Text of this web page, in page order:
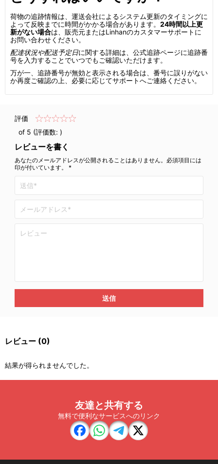
荷物の追跡情報は、運送会社によるシステム更新のタイミングに
よって反映までに時間がかかる場合があります。 24時間以上更
新がない場合は、販売元またはLinhanのカスタマーサポートに
お問い合わせください。
配達状況や配送予定日に関する詳細は、公式追跡ページに追跡番
号を入力することでいつでもご確認いただけます。
万が一、追跡番号が無効と表示される場合は、番号に誤りがない
か再度ご確認の上、必要に応じてサポートへご連絡ください。
評価
of 5 (評価数: )
レビューを書く
あなたのメールアドレスが公開されることはありません。必須項目には
印が付いています。 *
送信
レビュー (0)
結果が得られませんでした。
友達と共有する
無料で便利なサービスへのリンク